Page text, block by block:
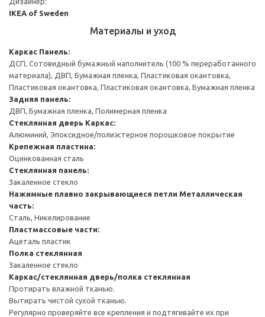
IKEA of Sweden
Материалы и уход
Каркас Панель:
ДСП, Сотовидный бумажный наполнитель (100 % переработанного
материала), ДВП, Бумажная пленка, Пластиковая окантовка,
Пластиковая окантовка, Пластиковая окантовка, Бумажная пленка
Задняя панель:
ДВП, Бумажная пленка, Полимерная пленка
Стеклянная дверь Каркас:
Алюминий, Эпоксидное/полиэстерное порошковое покрытие
Крепежная пластина:
Оцинкованная сталь
Стеклянная панель:
Закаленное стекло
Нажимные плавно закрывающиеся петли Металлическая
часть:
Сталь, Никелирование
Пластмассовые части:
Ацеталь пластик
Полка стеклянная
Закаленное стекло
Каркас/стеклянная дверь/полка стеклянная
Протирать влажной тканью.
Вытирать чистой сухой тканью.
Регулярно проверяйте все крепления и подтягивайте их при